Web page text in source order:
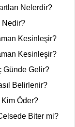
Nelerdir?
Nedir?
Kesinleşir?
Kesinleşir?
Günde Gelir?
Belirlenir?
Kim Öder?
Biter mi?